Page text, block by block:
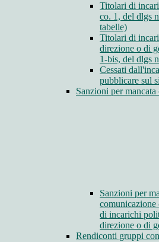
Titolari di
co. 1, del dlgs
tabelle)
Titolari di
direzione o di
1-bis, del dlgs
Cessati
pubblicare sul
Sanzioni per
Sanzioni per
comunicazione
di incarichi
direzione o di
Rendiconti gruppi